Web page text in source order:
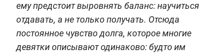
ему предстоит выровнять баланс: научиться
отдавать, а не только получать. Отсюда
постоянное чувство долга, которое многие
девятки описывают одинаково: будто им